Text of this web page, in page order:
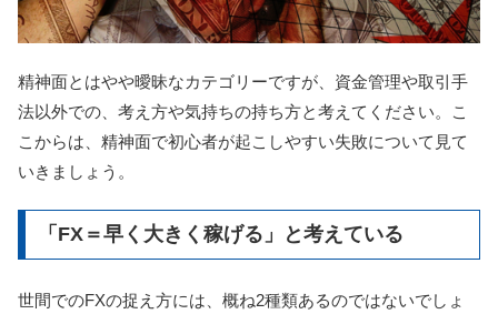
精神面とはやや曖昧なカテゴリーですが、資金管理や取引手
法以外での、考え方や気持ちの持ち方と考えてください。こ
こからは、精神面で初心者が起こしやすい失敗について見て
いきましょう。
「FX＝早く大きく稼げる」と考えている
世間でのFXの捉え方には、概ね2種類あるのではないでしょ